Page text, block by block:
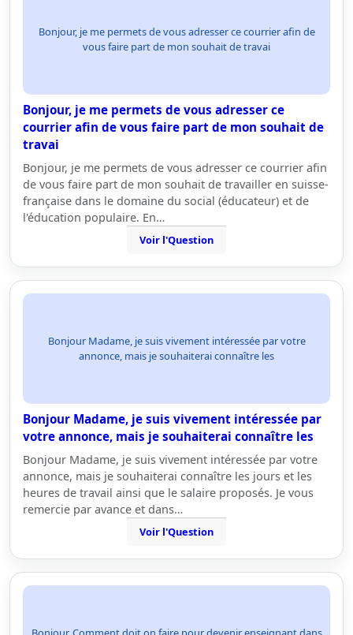
Bonjour, je me permets de vous adresser ce courrier afin de
vous faire part de mon souhait de travai
Bonjour, je me permets de vous adresser ce
courrier afin de vous faire part de mon souhait de
travai
Bonjour, je me permets de vous adresser ce courrier afin
de vous faire part de mon souhait de travailler en suisse-
française dans le domaine du social (éducateur) et de
l'éducation populaire. En…
Voir l'Question
Bonjour Madame, je suis vivement intéressée par votre
annonce, mais je souhaiterai connaître les
Bonjour Madame, je suis vivement intéressée par
votre annonce, mais je souhaiterai connaître les
Bonjour Madame, je suis vivement intéressée par votre
annonce, mais je souhaiterai connaître les jours et les
heures de travail ainsi que le salaire proposés. Je vous
remercie par avance et dans…
Voir l'Question